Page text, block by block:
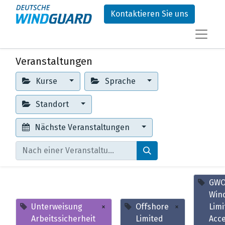
Kontaktieren Sie uns
Veranstaltungen
Kurse Sprache
Standort
Nächste Veranstaltungen
Unterweisung
Arbeitssicherheit
×
Offshore
Limited
×